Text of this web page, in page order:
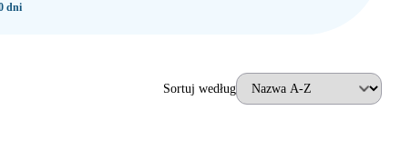
dni
Sortuj według